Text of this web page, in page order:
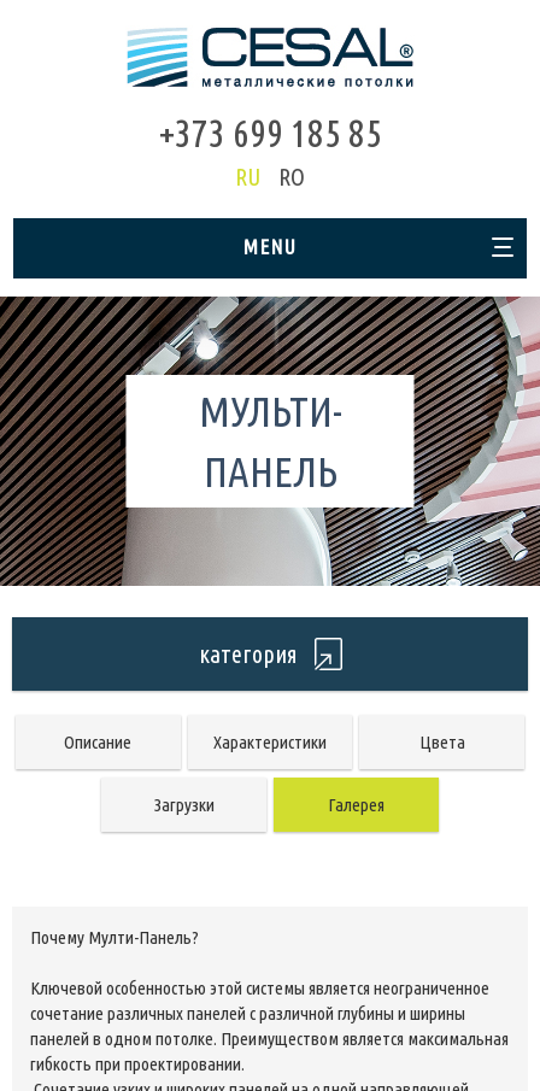
+373 699 185 85
RU RO
MENU
МУЛЬТИ-
ПАНЕЛЬ
категория
Описание Характеристики Цвета
Загрузки Галерея
Почему Мулти-Панель?
Ключевой особенностью этой системы является неограниченное
сочетание различных панелей с различной глубины и ширины
панелей в одном потолке. Преимуществом является максимальная
гибкость при проектировании.